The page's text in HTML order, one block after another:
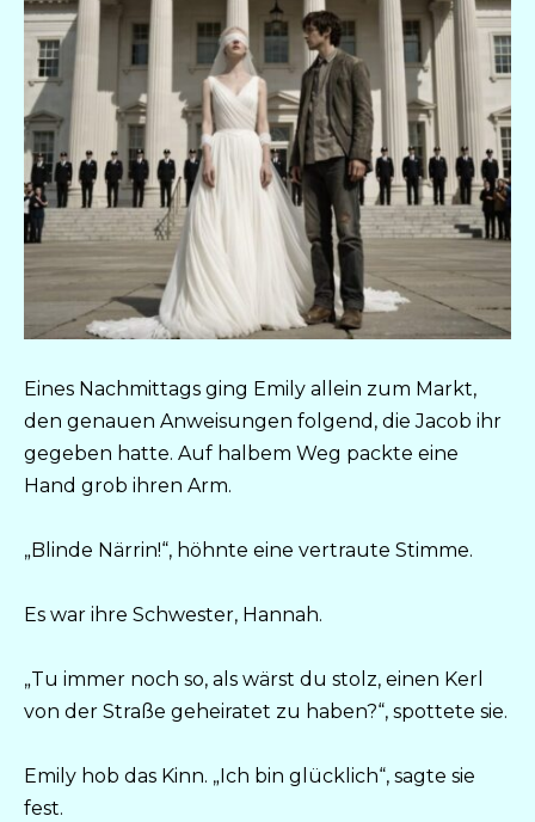
Eines Nachmittags ging Emily allein zum Markt,
den genauen Anweisungen folgend, die Jacob ihr
gegeben hatte. Auf halbem Weg packte eine
Hand grob ihren Arm.
„Blinde Närrin!“, höhnte eine vertraute Stimme.
Es war ihre Schwester, Hannah.
„Tu immer noch so, als wärst du stolz, einen Kerl
von der Straße geheiratet zu haben?“, spottete sie.
Emily hob das Kinn. „Ich bin glücklich“, sagte sie
fest.